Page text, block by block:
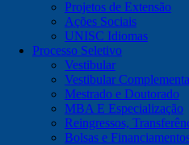
Projetos de Extensão
Ações Sociais
UNISC Idiomas
Processo Seletivo
Vestibular
Vestibular
Mestrado e Doutorado
MBA E Especialização
Reingressos,
Bolsas e